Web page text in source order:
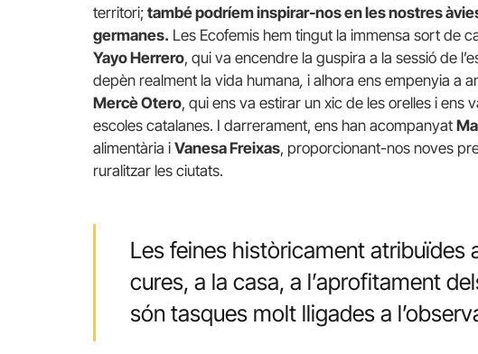
territori; també podríem inspirar-nos en les nostres
germanes. Les Ecofemis hem tingut la immensa sort de
Yayo Herrero, qui va encendre la guspira a la sessió de
depèn realment la vida humana, i alhora ens empenyia a
Mercè Otero, qui ens va estirar un xic de les orelles i ens
escoles catalanes. I darrerament, ens han acompanyat
alimentària i Vanesa Freixas, proporcionant-nos noves
ruralitzar les ciutats.
Les feines històricament atribuïdes
cures, a la casa, a l’aprofitament
són tasques molt lligades a